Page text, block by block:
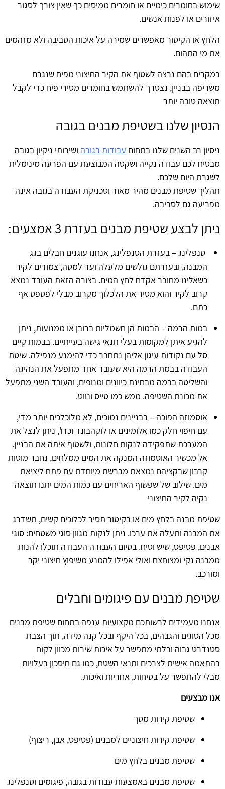
שימוש בחומרים כימיים או חומרים ממיסים כך שאין צורך לסגור
איזורים או לפנות אנשים.
הלחץ או הקיטור מאפשרים שמירה על איכות הסביבה ולא מזהמים
את מי התהום.
במקרים בהם נרצה לשטוף את הקיר החיצוני מפיח שנגרם
משריפה בבניין, נצטרך להשתמש בחומרים מסירי פיח כדי לקבל
תוצאה טובה יותר
הנסיון שלנו בשטיפת מבנים בגובה
ניסיון רב השנים שלנו בתחום עבודות בגובה ושירותי ניקיון בגובה
מבטיח לכם עבודה נקייה ושקטה המבוצעת עם הפרעה מינימלית
לשגרת היום שלכם.
תהליך שטיפת מבנים מהיר מאוד וטכניקת העבודה בגובה אינה
מפריעה גם לסביבה.
ניתן לבצע שטיפת מבנים בעזרת 3 אמצעים:
סנפלינג – בעזרת הסנפלינג, אנחנו עוגנים חבלים בגג
המבנה, ובעזרתם גולשים מלעלה ועד למטה, צמודים לקיר
כשאלינו מחובר אקדח לחץ המים. בצורה הזאת העובד נמצא
קרוב לקיר והוא מסיר את הלכלוך מקרוב מבלי לפספס אף
כתם.
במות הרמה – הבמות הן חשמליות ברובן או ממנועות, ניתן
להגיע איתן למקומות בעלי תנאי גישה בעייתיים. בבמות קיים
סל עם נקודות עיגון אליהן נתחבר כדי להימנע מנפילה. שיטת
העבודה בבמת הרמה היא שעובד אחד מתפעל את הנהיגה
והשליטה בבמה מבחינת כיוונים ומנופים, והעובד השני מתפעל
את מכונת השטיפה. ממש כמו טייס ונווט.
אוסמוזה הפוכה – בבניינים נמוכים, לא מלוכלכים יותר מדי,
עם חיפוי חלק כמו אלומינים או לוקהבונד וכדו', ניתן לנצל את
המערכת שתפקידה לנקות חלונות, ולשטוף איתה את הבניין.
אל מכשיר האוסמוזה המנקה את המים ממלחים, נחבר מוטות
קרבון שבקציהם נמצאת מברשת מיוחדת עם פתח ליציאת
מים. שילוב של שפשוף האריחים עם כמות המים יתנו תוצאה
נקיה לקיר החיצוני
שטיפת מבנה בלחץ מים או בקיטור תסיר לכלוכים קשים, תשדרג
את המבנה ותעלה את ערכו. ניתן לנקות מגוון סוגי משטחים: סוגי
אבנים, פסיפס, שיש וטיח. בסיום העבודה העבודה תוכלו להנות
ממבנה נקי ומצוחצח ואולי אפילו להמנע משיפוץ חיצוני יקר
ומורכב.
שטיפת מבנים עם פיגומים וחבלים
אנחנו מעמידים לרשותכם מקצועיות ענפה בתחום שטיפת מבנים
מכל הסוגים והגבהים, בכל היקף ובכל קנה מידה, תוך הצבת
סטנדרט גבוה ובלתי מתפשר על איכות שירות מכוון לקוח
בהתאמה אישית לצרכים ותנאי השטח, כמו גם חיסכון בעלויות
מבלי להתפשר על בטיחות, אחריות ואיכות.
אנו מבצעים
שטיפת קירות מסך
שטיפת קירות חיצוניים למבנים (פסיפס, אבן, ריצוף)
שטיפת מבנים בלחץ מים
שטיפת מבנים באמצעות עבודות בגובה, פיגומים וסנפלינג